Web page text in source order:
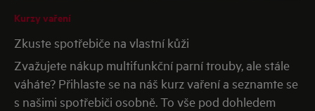
Kurzy vaření
Zkuste spotřebiče na vlastní kůži
Zvažujete nákup multifunkční parní trouby, ale stále
váháte? Přihlaste se na náš kurz vaření a seznamte se
s našimi spotřebiči osobně. To vše pod dohledem